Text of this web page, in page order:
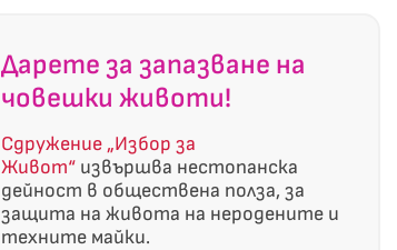
Дарете за запазване на
човешки животи!
Сдружение „Избор за
Живот“извършва нестопанска
дейност в обществена полза, за
защита на живота на неродените и
техните майки.